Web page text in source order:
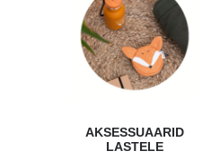
AKSESSUAARID
LASTELE